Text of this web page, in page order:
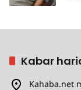
Kabar
Kahaba.net